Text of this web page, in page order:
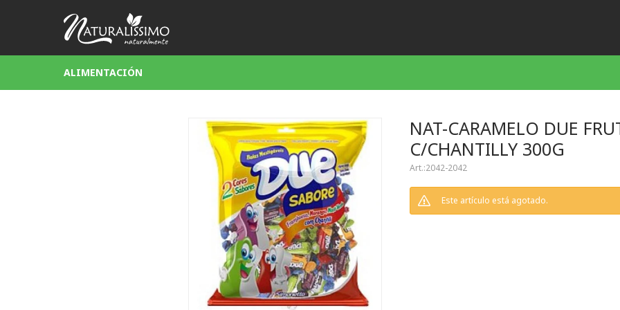
ALIMENTACIÓN
NAT-CARAMELO DUE
C/CHANTILLY 300G
2042-2042
Este artículo está agotado.